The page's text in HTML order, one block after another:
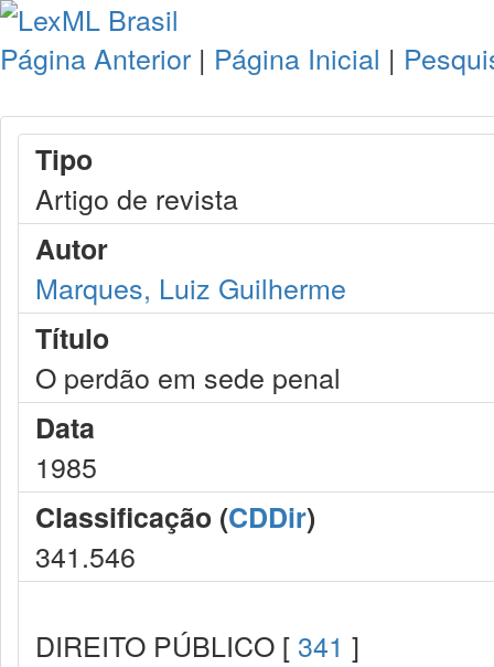
Página Anterior | Página Inicial |
Tipo
Artigo de revista
Autor
Marques, Luiz Guilherme
Título
O perdão em sede penal
Data
1985
Classificação (CDDir)
341.546
DIREITO PÚBLICO [ 341 ]